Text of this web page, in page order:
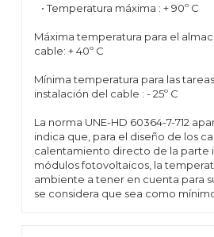
• Temperatura máxima : + 90º C
Máxima temperatura para el
cable: + 40º C
Mínima temperatura para las
instalación del cable : - 25º C
La norma UNE-HD 60364-7-712
indica que, para el diseño de los
calentamiento directo de la parte
módulos fotovoltaicos, la
ambiente a tener en cuenta para
se considera que sea como mínimo